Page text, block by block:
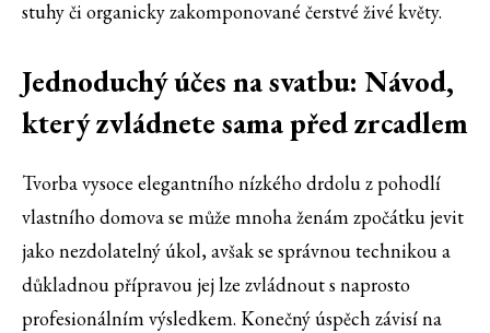
stuhy či organicky zakomponované čerstvé živé květy.
Jednoduchý účes na svatbu: Návod,
který zvládnete sama před zrcadlem
Tvorba vysoce elegantního nízkého drdolu z pohodlí
vlastního domova se může mnoha ženám zpočátku jevit
jako nezdolatelný úkol, avšak se správnou technikou a
důkladnou přípravou jej lze zvládnout s naprosto
profesionálním výsledkem. Konečný úspěch závisí na